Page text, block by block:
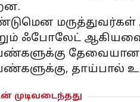
மருத்துவர்கள்
ஃபோலேட்
தேவையான
தாய்பால்
முடிவடைந்தது